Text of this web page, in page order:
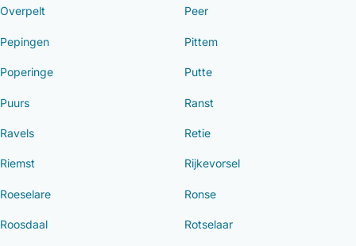
Overpelt Peer
Pepingen Pittem
Poperinge Putte
Puurs Ranst
Ravels Retie
Riemst Rijkevorsel
Roeselare Ronse
Roosdaal Rotselaar